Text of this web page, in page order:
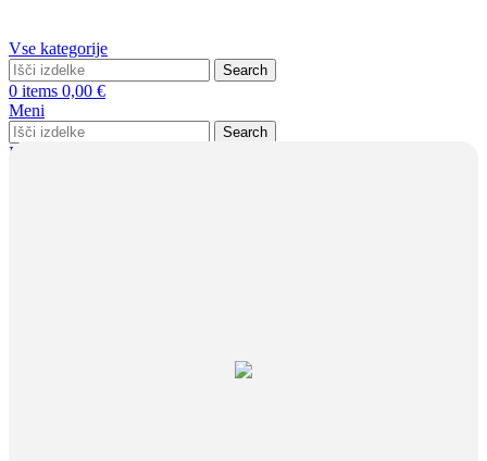
Vse kategorije
Search
0 items 0,00 €
Meni
Search
Prijava / Registracija